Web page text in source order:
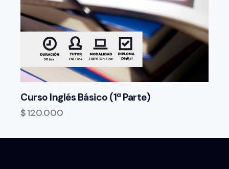
Curso Inglés Básico (1ª Parte)
$120.000